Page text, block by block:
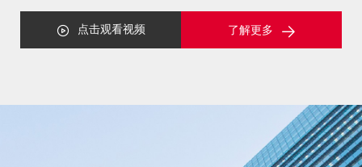
点击观看视频 了解更多